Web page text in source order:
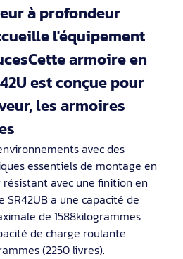
à profondeur
l'équipement
armoire en
est conçue pour
les armoires
avec des
essentiels de montage en
avec une finition en
a une capacité de
de 1588kilogrammes
de charge roulante
(2250 livres).